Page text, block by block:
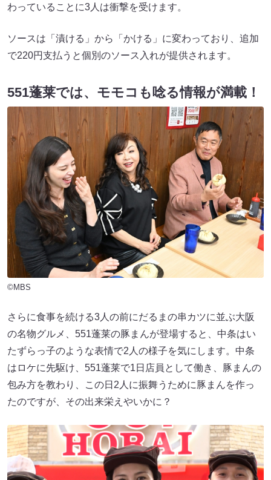
わっていることに3人は衝撃を受けます。
ソースは「漬ける」から「かける」に変わっており、追加
で220円支払うと個別のソース入れが提供されます。
551蓬莱では、モモコも唸る情報が満載！
©MBS
さらに食事を続ける3人の前にだるまの串カツに並ぶ大阪
の名物グルメ、551蓬莱の豚まんが登場すると、中条はい
たずらっ子のような表情で2人の様子を気にします。中条
はロケに先駆け、551蓬莱で1日店員として働き、豚まんの
包み方を教わり、この日2人に振舞うために豚まんを作っ
たのですが、その出来栄えやいかに？